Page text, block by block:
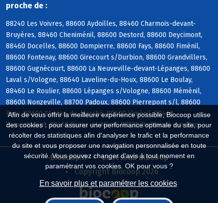
Afin de vous offrir la meilleure expérience possible, Biocoop utilise
des cookies : pour assurer une performance optimale du site, pour
récolter des statistiques afin d'analyser le trafic et la performance
du site et vous proposer une navigation personnalisée en toute
sécurité. Vous pouvez changer d'avis à tout moment en
paramétrant vos cookies. OK pour vous ?
En savoir plus et paramétrer les cookies
proche de :
88240 Les Voivres, 88600 Aydoilles, 88460 Charmois-devant-
Bruyères, 88460 Cheniménil, 88600 Destord, 88600 Deycimont,
88460 Docelles, 88600 Dompierre, 88600 Fays, 88600 Fiménil,
88600 Fontenay, 88600 Girecourt s/Durbion, 88600 Grandvillers,
88600 Gugnécourt, 88600 La Neuveville-devant-Lépanges, 88600
Laval s/Vologne, 88640 Laveline-du-Houx, 88600 Le Boulay,
88460 Le Roulier, 88600 Lépanges s/Vologne, 88600 Méménil,
88600 Nonzeville, 88700 Padoux, 88600 Pierrepont s/l, 88600
Prey, 88600 St-Jean-du-Marché, 88600 Viménil, 88460
Xamontarupt, 88450 Evaux-et-Ménil, 88330 Badménil-aux-Bois
Biocoop.fr
Le réseau Biocoop
Copyright Biocoop 2026